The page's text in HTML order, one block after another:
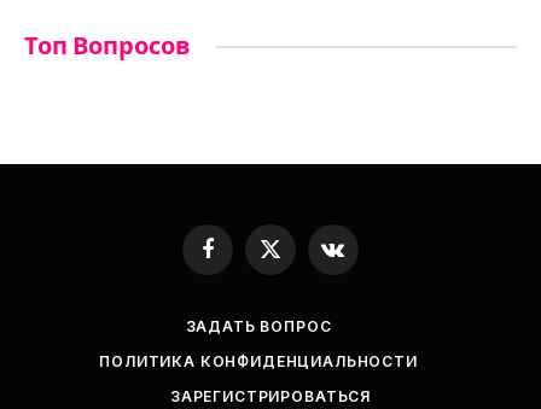
Топ Вопросов
Facebook
X
VKontakte
ЗАДАТЬ ВОПРОС
ПОЛИТИКА КОНФИДЕНЦИАЛЬНОСТИ
ЗАРЕГИСТРИРОВАТЬСЯ